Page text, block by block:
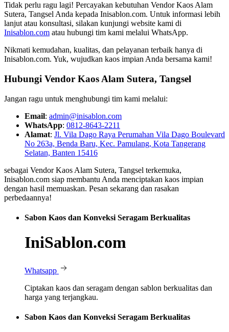
Tidak perlu ragu lagi! Percayakan kebutuhan Vendor Kaos Alam
Sutera, Tangsel Anda kepada Inisablon.com. Untuk informasi lebih
lanjut atau konsultasi, silakan kunjungi website kami di
Inisablon.com atau hubungi tim kami melalui WhatsApp.
Nikmati kemudahan, kualitas, dan pelayanan terbaik hanya di
Inisablon.com. Yuk, wujudkan kaos impian Anda bersama kami!
Hubungi Vendor Kaos Alam Sutera, Tangsel
Jangan ragu untuk menghubungi tim kami melalui:
Email: admin@inisablon.com
WhatsApp: 0812-8643-2211
Alamat: Jl. Vila Dago Raya Perumahan Vila Dago Boulevard
No 263a, Benda Baru, Kec. Pamulang, Kota Tangerang
Selatan, Banten 15416
sebagai Vendor Kaos Alam Sutera, Tangsel terkemuka,
Inisablon.com siap membantu Anda menciptakan kaos impian
dengan hasil memuaskan. Pesan sekarang dan rasakan
perbedaannya!
Sabon Kaos dan Konveksi Seragam Berkualitas
IniSablon.com
Whatsapp
Ciptakan kaos dan seragam dengan sablon berkualitas dan
harga yang terjangkau.
Sabon Kaos dan Konveksi Seragam Berkualitas